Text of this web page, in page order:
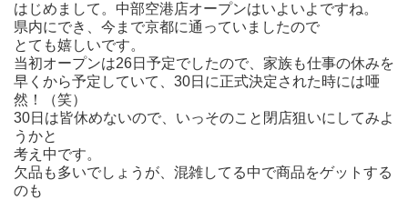
はじめまして。中部空港店オープンはいよいよですね。
県内にでき、今まで京都に通っていましたので
とても嬉しいです。
当初オープンは26日予定でしたので、家族も仕事の休みを
早くから予定していて、30日に正式決定された時には唖
然！（笑）
30日は皆休めないので、いっそのこと閉店狙いにしてみよ
うかと
考え中です。
欠品も多いでしょうが、混雑してる中で商品をゲットする
のも